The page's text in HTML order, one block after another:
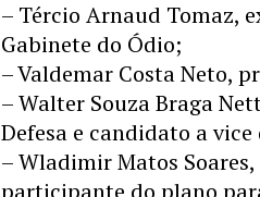
– Tércio Arnaud Tomaz,
Gabinete do Ódio;
– Valdemar Costa Neto,
– Walter Souza Braga
Defesa e candidato a
– Wladimir Matos
participante do plano